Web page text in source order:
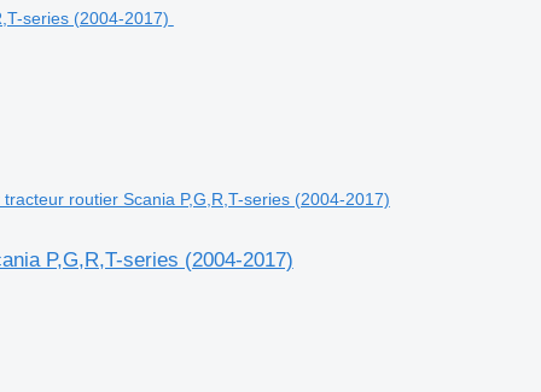
routier Scania P,G,R,T-series (2004-2017)
P,G,R,T-series (2004-2017)